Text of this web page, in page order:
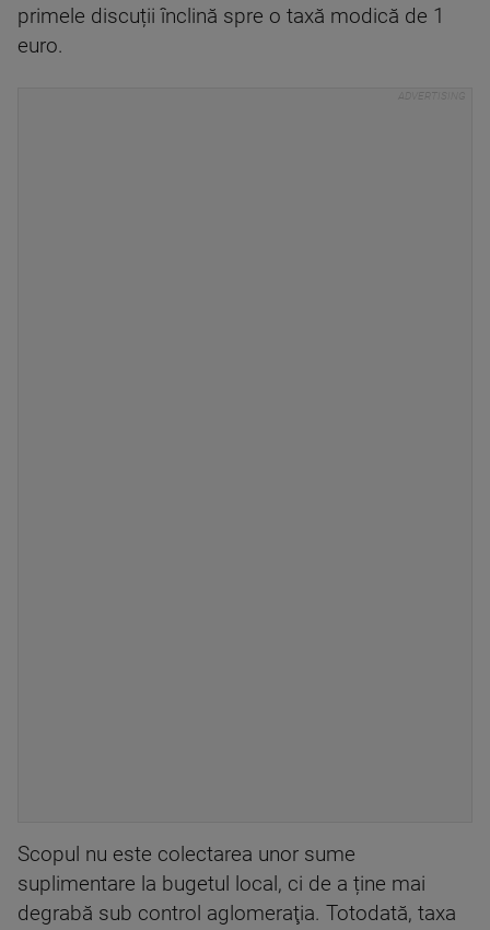
primele discuții înclină spre o taxă modică de 1
euro.
Scopul nu este colectarea unor sume
suplimentare la bugetul local, ci de a ține mai
degrabă sub control aglomeraţia. Totodată, taxa